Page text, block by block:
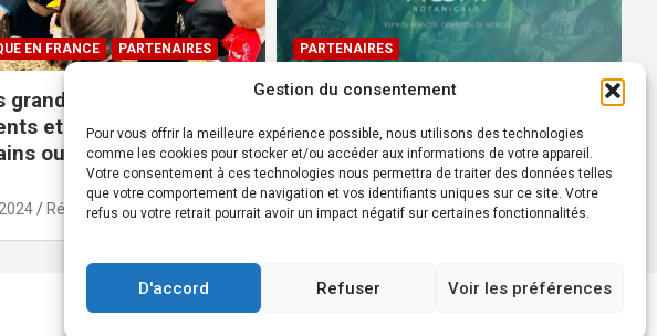
Gestion du consentement
Pour vous offrir la meilleure expérience possible, nous utilisons des technologies
comme les cookies pour stocker et/ou accéder aux informations de votre appareil.
Votre consentement à ces technologies nous permettra de traiter des données telles
que votre comportement de navigation et vos identifiants uniques sur ce site. Votre
refus ou votre retrait pourrait avoir un impact négatif sur certaines fonctionnalités.
D'accord Refuser Voir les préférences
EN FRANCE PARTENAIRES
grand magasin
et produits
ouvre ses portes à
Rédacteur
PARTENAIRES
Devenez Ambassadeur XOCHI
BOTANICALS – « El espíritu
francés con corazón de
México! »
24 août 2022 Rédacteur